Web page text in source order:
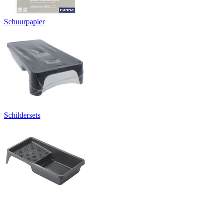
Schuurpapier
Schildersets